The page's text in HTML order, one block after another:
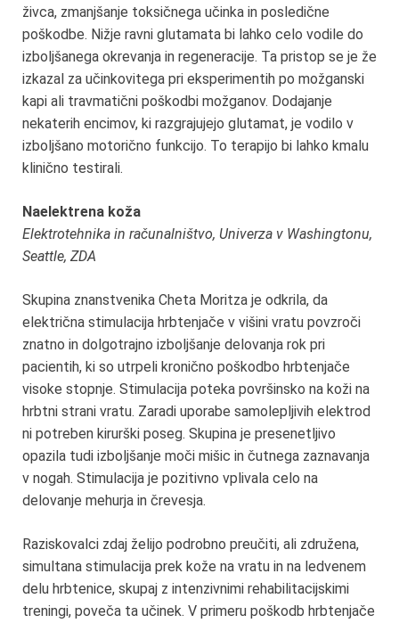
živca, zmanjšanje toksičnega učinka in posledične
poškodbe. Nižje ravni glutamata bi lahko celo vodile do
izboljšanega okrevanja in regeneracije. Ta pristop se je že
izkazal za učinkovitega pri eksperimentih po možganski
kapi ali travmatični poškodbi možganov. Dodajanje
nekaterih encimov, ki razgrajujejo glutamat, je vodilo v
izboljšano motorično funkcijo. To terapijo bi lahko kmalu
klinično testirali.
Naelektrena koža
Elektrotehnika in računalništvo, Univerza v Washingtonu,
Seattle, ZDA
Skupina znanstvenika Cheta Moritza je odkrila, da
električna stimulacija hrbtenjače v višini vratu povzroči
znatno in dolgotrajno izboljšanje delovanja rok pri
pacientih, ki so utrpeli kronično poškodbo hrbtenjače
visoke stopnje. Stimulacija poteka površinsko na koži na
hrbtni strani vratu. Zaradi uporabe samolepljivih elektrod
ni potreben kirurški poseg. Skupina je presenetljivo
opazila tudi izboljšanje moči mišic in čutnega zaznavanja
v nogah. Stimulacija je pozitivno vplivala celo na
delovanje mehurja in črevesja.
Raziskovalci zdaj želijo podrobno preučiti, ali združena,
simultana stimulacija prek kože na vratu in na ledvenem
delu hrbtenice, skupaj z intenzivnimi rehabilitacijskimi
treningi, poveča ta učinek. V primeru poškodb hrbtenjače